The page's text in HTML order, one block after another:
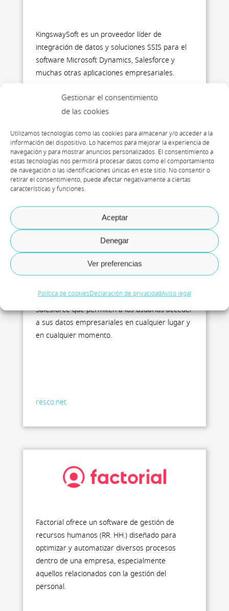
Gestionar el consentimiento
de las cookies
Utilizamos tecnologías como las cookies para almacenar y/o acceder a la
información del dispositivo. Lo hacemos para mejorar la experiencia de
navegación y para mostrar anuncios personalizados. El consentimiento a
estas tecnologías nos permitirá procesar datos como el comportamiento
de navegación o las identificaciones únicas en este sitio. No consentir o
retirar el consentimiento, puede afectar negativamente a ciertas
características y funciones.
Aceptar
Denegar
Ver preferencias
Política de cookiesDeclaración de privacidadAviso legal
KingswaySoft es un proveedor líder de
integración de datos y soluciones SSIS para el
software Microsoft Dynamics, Salesforce y
muchas otras aplicaciones empresariales.
kingswaysoft.com
móviles para Microsoft Dynamics 365 y
Salesforce que permiten a los usuarios acceder
a sus datos empresariales en cualquier lugar y
en cualquier momento.
resco.net
Factorial ofrece un software de gestión de
recursos humanos (RR. HH.) diseñado para
optimizar y automatizar diversos procesos
dentro de una empresa, especialmente
aquellos relacionados con la gestión del
personal.